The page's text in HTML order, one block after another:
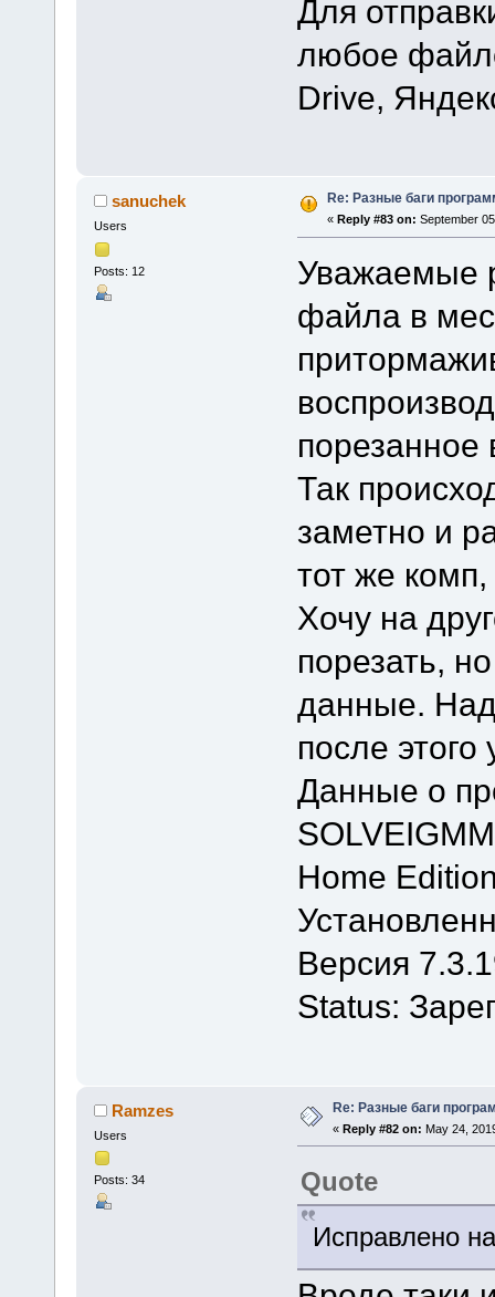
Для
любое
Drive,
sanuchek
Users
Posts: 12
Re: Разные баги
« Reply #83 on: September
Уважаемые
файла в
порезанное
Так
заметно и
тот же
Хочу на
порезать,
данные.
после этого
Данные о
Home
Версия
Status:
Ramzes
Users
Posts: 34
Re: Разные баги
« Reply #82 on: May 24,
Quote
Исправлено